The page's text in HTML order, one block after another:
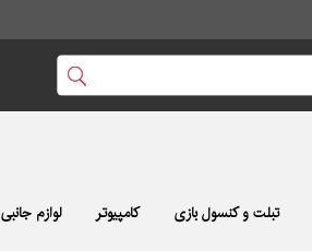
تبلت و کنسول بازی کامپیوتر لوازم جانبی